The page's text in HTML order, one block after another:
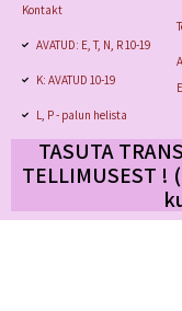
Kontakt
AVATUD: E, T, N, R 10-19
K: AVATUD 10-19
L, P - palun helista
TASUTA
TELLIMUSEST